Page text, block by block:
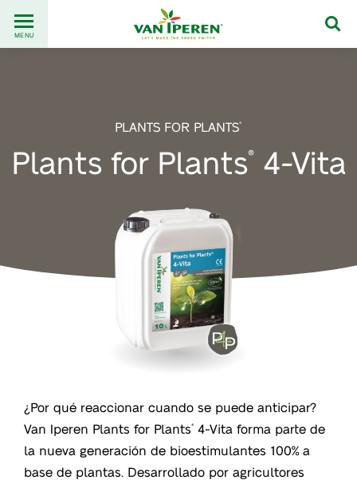
content
Back
to
MENU
PLANTS FOR PLANTS®
Plants for Plants®4-Vita
¿Por qué reaccionar cuando se puede anticipar?
Van Iperen Plants for Plants®
4-Vita forma parte de
la nueva generación de bioestimulantes 100% a
base de plantas. Desarrollado por agricultores